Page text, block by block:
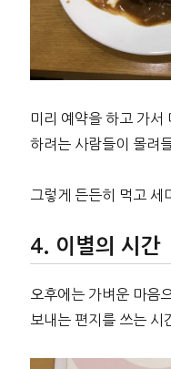
미리 예약을 하고 가
하려는 사람들이 몰려
그렇게 든든히 먹고 세
이별의 시간
오후에는 가벼운 마음
보내는 편지를 쓰는 시